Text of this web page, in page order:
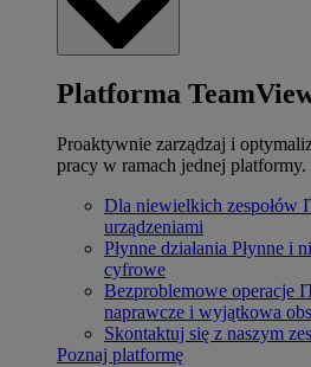
Platforma
Proaktywnie zarządzaj i
pracy w ramach jednej platformy.
Dla niewielkich zespołów
urządzeniami
Płynne działania Płynne i
cyfrowe
Bezproblemowe operacje
naprawcze i wyjątkowa
Skontaktuj się z naszym
Poznaj platformę